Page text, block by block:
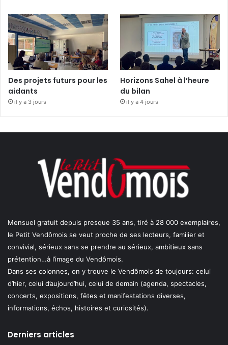
Des projets futurs pour les
aidants
il y a 3 jours
Horizons Sahel à l’heure
du bilan
il y a 4 jours
Mensuel gratuit depuis presque 35 ans, tiré à 28 000 exemplaires,
le Petit Vendômois se veut proche de ses lecteurs, familier et
convivial, sérieux sans se prendre au sérieux, ambitieux sans
prétention…à l’image du Vendômois.
Dans ses colonnes, on y trouve le Vendômois de toujours: celui
d’hier, celui d’aujourd’hui, celui de demain (agenda, spectacles,
concerts, expositions, fêtes et manifestations diverses,
informations, échos, histoires et curiosités).
Derniers articles